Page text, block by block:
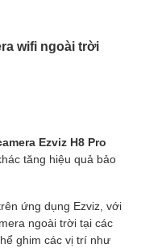
wifi ngoài trời
Ezviz H8 Pro
tăng hiệu quả bảo
ứng dụng Ezviz, với
ngoài trời tại các
ghim các vị trí như